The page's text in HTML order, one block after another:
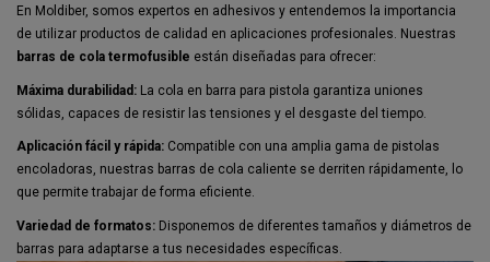
En Moldiber, somos expertos en adhesivos y entendemos la importancia
de utilizar productos de calidad en aplicaciones profesionales. Nuestras
barras de cola termofusible están diseñadas para ofrecer:
Máxima durabilidad: La cola en barra para pistola garantiza uniones
sólidas, capaces de resistir las tensiones y el desgaste del tiempo.
Aplicación fácil y rápida: Compatible con una amplia gama de pistolas
encoladoras, nuestras barras de cola caliente se derriten rápidamente, lo
que permite trabajar de forma eficiente.
Variedad de formatos: Disponemos de diferentes tamaños y diámetros de
barras para adaptarse a tus necesidades específicas.